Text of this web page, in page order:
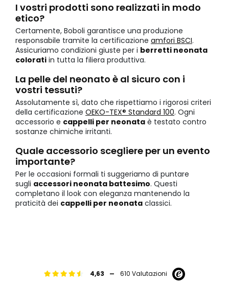
I vostri prodotti sono realizzati in modo
etico?
Certamente, Boboli garantisce una produzione
responsabile tramite la certificazione amfori BSCI.
Assicuriamo condizioni giuste per i berretti neonata
colorati in tutta la filiera produttiva.
La pelle del neonato è al sicuro con i
vostri tessuti?
Assolutamente sì, dato che rispettiamo i rigorosi criteri
della certificazione OEKO-TEX® Standard 100. Ogni
accessorio e cappelli per neonata è testato contro
sostanze chimiche irritanti.
Quale accessorio scegliere per un evento
importante?
Per le occasioni formali ti suggeriamo di puntare
sugli accessori neonata battesimo. Questi
completano il look con eleganza mantenendo la
praticità dei cappelli per neonata classici.
4,63 - 610 Valutazioni